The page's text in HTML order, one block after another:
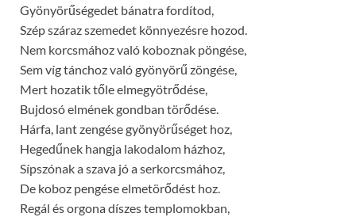
Gyönyörűségedet bánatra fordítod,
Szép száraz szemedet könnyezésre hozod.
Nem korcsmához való koboznak pöngése,
Sem víg tánchoz való gyönyörű zöngése,
Mert hozatik tőle elmegyötrődése,
Bujdosó elmének gondban törődése.
Hárfa, lant zengése gyönyörűséget hoz,
Hegedűnek hangja lakodalom házhoz,
Sípszónak a szava jó a serkorcsmához,
De koboz pengése elmetörődést hoz.
Regál és orgona díszes templomokban,